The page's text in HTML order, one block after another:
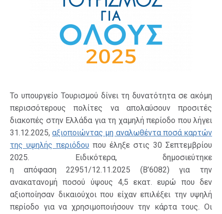
Το υπουργείο Τουρισμού δίνει τη δυνατότητα σε ακόμη
περισσότερους πολίτες να απολαύσουν προσιτές
διακοπές στην Ελλάδα για τη χαμηλή περίοδο που λήγει
31.12.2025,αξιοποιώντας μη αναλωθέντα ποσά καρτών
της υψηλής περιόδου που έληξε στις 30 Σεπτεμβρίου
2025. Ειδικότερα, δημοσιεύτηκε
η απόφαση 22951/12.11.2025 (Β’6082) για την
ανακατανομή ποσού ύψους 4,5 εκατ. ευρώ που δεν
αξιοποίησαν δικαιούχοι που είχαν επιλέξει την υψηλή
περίοδο για να χρησιμοποιήσουν την κάρτα τους. Οι